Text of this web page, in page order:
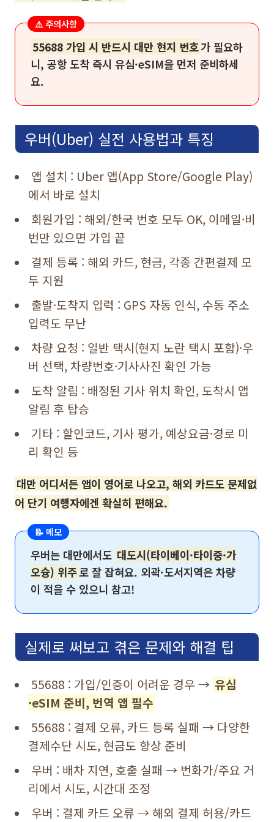
⚠️ 주의사항
55688 가입 시 반드시 대만 현지 번호가 필요하
니, 공항 도착 즉시 유심·eSIM을 먼저 준비하세
요.
우버(Uber) 실전 사용법과 특징
앱 설치 : Uber 앱(App Store/Google Play)
에서 바로 설치
회원가입 : 해외/한국 번호 모두 OK, 이메일·비
번만 있으면 가입 끝
결제 등록 : 해외 카드, 현금, 각종 간편결제 모
두 지원
출발·도착지 입력 : GPS 자동 인식, 수동 주소
입력도 무난
차량 요청 : 일반 택시(현지 노란 택시 포함)·우
버 선택, 차량번호·기사사진 확인 가능
도착 알림 : 배정된 기사 위치 확인, 도착시 앱
알림 후 탑승
기타 : 할인코드, 기사 평가, 예상요금·경로 미
리 확인 등
대만 어디서든 앱이 영어로 나오고, 해외 카드도 문제없
어 단기 여행자에겐 확실히 편해요.
📝 메모
우버는 대만에서도 대도시(타이베이·타이중·가
오슝) 위주로 잘 잡혀요. 외곽·도서지역은 차량
이 적을 수 있으니 참고!
실제로 써보고 겪은 문제와 해결 팁
55688 : 가입/인증이 어려운 경우 → 유심
·eSIM 준비, 번역 앱 필수
55688 : 결제 오류, 카드 등록 실패 → 다양한
결제수단 시도, 현금도 항상 준비
우버 : 배차 지연, 호출 실패 → 번화가/주요 거
리에서 시도, 시간대 조정
우버 : 결제 카드 오류 → 해외 결제 허용/카드